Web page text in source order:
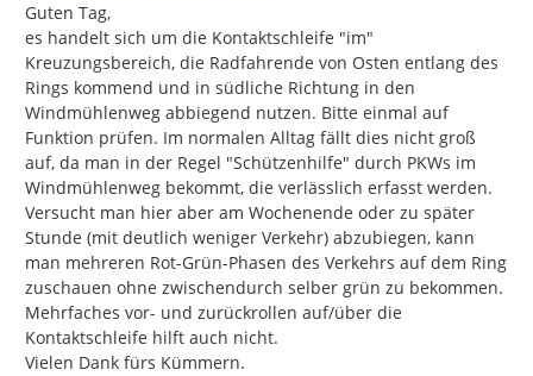
Guten Tag,
es handelt sich um die Kontaktschleife "im"
Kreuzungsbereich, die Radfahrende von Osten entlang des
Rings kommend und in südliche Richtung in den
Windmühlenweg abbiegend nutzen. Bitte einmal auf
Funktion prüfen. Im normalen Alltag fällt dies nicht groß
auf, da man in der Regel "Schützenhilfe" durch PKWs im
Windmühlenweg bekommt, die verlässlich erfasst werden.
Versucht man hier aber am Wochenende oder zu später
Stunde (mit deutlich weniger Verkehr) abzubiegen, kann
man mehreren Rot-Grün-Phasen des Verkehrs auf dem Ring
zuschauen ohne zwischendurch selber grün zu bekommen.
Mehrfaches vor- und zurückrollen auf/über die
Kontaktschleife hilft auch nicht.
Vielen Dank fürs Kümmern.